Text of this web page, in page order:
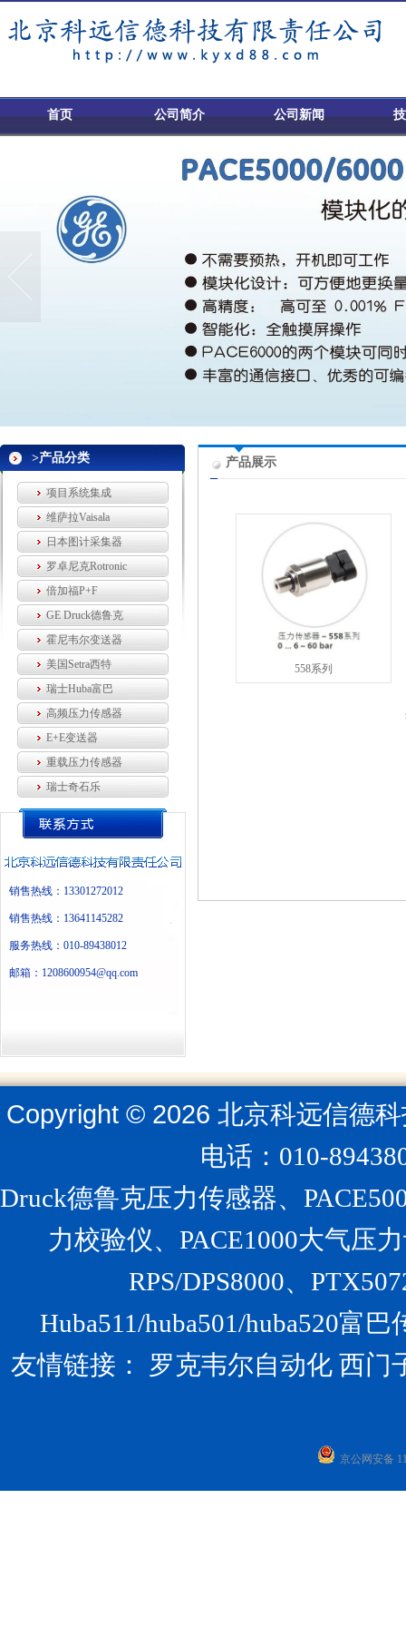
首页 公司简介 公司新闻
>产品分类
项目系统集成
维萨拉Vaisala
日本图计采集器
罗卓尼克Rotronic
倍加福P+F
GE Druck德鲁克
霍尼韦尔变送器
美国Setra西特
瑞士Huba富巴
高频压力传感器
E+E变送器
重载压力传感器
瑞士奇石乐
销售热线：13301272012
销售热线：13641145282
服务热线：010-89438012
邮箱：1208600954@qq.com
产品展示
558系列
Copyright © 2026北京科远信德
电话：010-
Druck德鲁克压力传感器、
力校验仪、PACE1000大气压
RPS/DPS8000、
Huba511/huba501/huba520富
友情链接： 罗克韦尔自动化 西门
京公网安备